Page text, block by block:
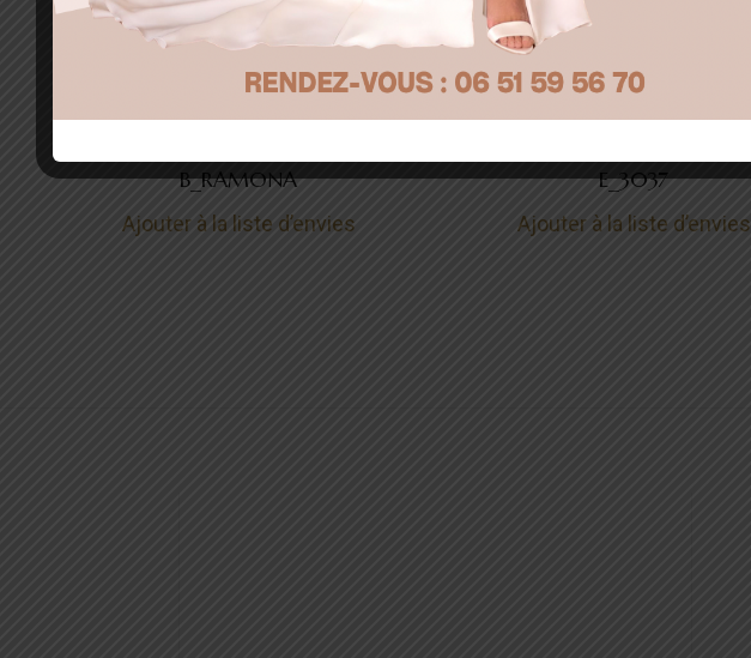
B_RAMONA
Ajouter à la liste d’envies
E_3037
Ajouter à la liste d’envies